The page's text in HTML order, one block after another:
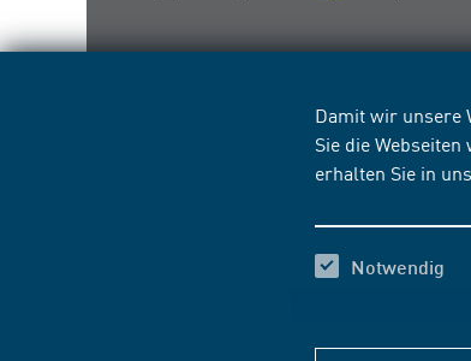
Damit wir unsere
Sie die
erhalten Sie in
Notwendig